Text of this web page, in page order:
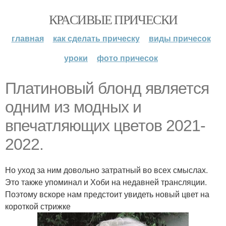
КРАСИВЫЕ ПРИЧЕСКИ
главная как сделать прическу
виды причесок
уроки
фото причесок
Платиновый блонд является
одним из модных и
впечатляющих цветов 2021-
2022.
Но уход за ним довольно затратный во всех смыслах.
Это также упоминал и Хоби на недавней трансляции.
Поэтому вскоре нам предстоит увидеть новый цвет на
короткой стрижке